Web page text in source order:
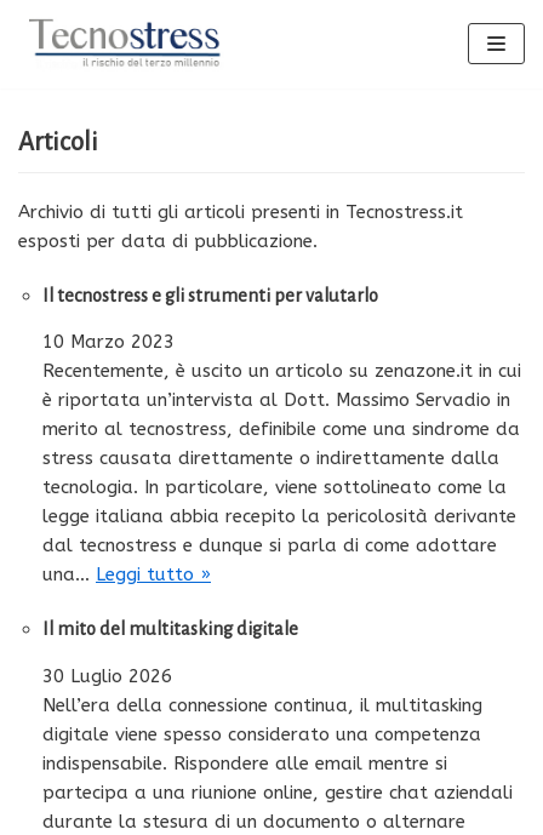
contenuto
Articoli
Archivio di tutti gli articoli presenti in Tecnostress.it
esposti per data di pubblicazione.
Il tecnostress e gli strumenti per valutarlo
10 Marzo 2023
Recentemente, è uscito un articolo su zenazone.it in cui
è riportata un’intervista al Dott. Massimo Servadio in
merito al tecnostress, definibile come una sindrome da
stress causata direttamente o indirettamente dalla
tecnologia. In particolare, viene sottolineato come la
legge italiana abbia recepito la pericolosità derivante
dal tecnostress e dunque si parla di come adottare
una… Leggi tutto »
Il mito del multitasking digitale
30 Luglio 2026
Nell’era della connessione continua, il multitasking
digitale viene spesso considerato una competenza
indispensabile. Rispondere alle email mentre si
partecipa a una riunione online, gestire chat aziendali
durante la stesura di un documento o alternare